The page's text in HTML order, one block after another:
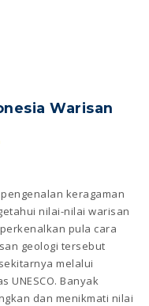
Warisan
keragaman
nilai-nilai warisan
pula cara
geologi tersebut
melalui
UNESCO. Banyak
dan menikmati nilai